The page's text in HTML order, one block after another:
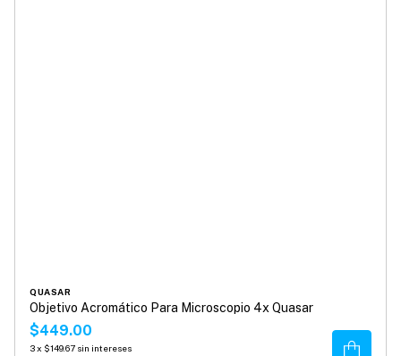
QUASAR
Objetivo Acromático Para Microscopio 4x Quasar
$449.00
3x $149.67 sin intereses Comprar